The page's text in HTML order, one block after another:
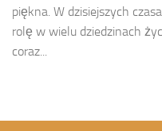
piękna. W dzisiejszych
rolę w wielu dziedzinach
coraz...